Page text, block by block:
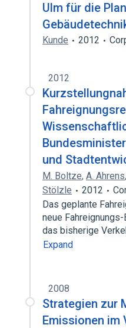
Ulm für die
Kunde 2012
2012
und
M. Boltze, A. Ahrens,
Stölzle
2012
Das geplante
neue
das bisherige
Expand
2008
Strategien zur
Emissionen im